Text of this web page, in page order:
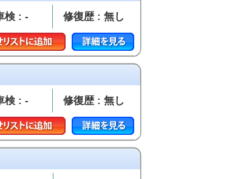
検 : - 修復歴 : 無し
検 : - 修復歴 : 無し